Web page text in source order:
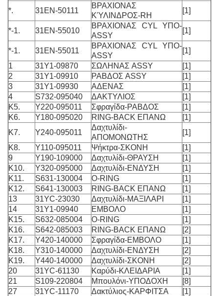
*. 31EN-50111
ΒΡΑΧΙΟΝΑΣ
ΚΎΛΙΝΔΡΟΣ-RH
[1]
*-1. 31EN-55010
ΒΡΑΧΙΟΝΑΣ CYL ΥΠΟ-
ASSY
[1]
*-1. 31EN-55011
ΒΡΑΧΙΟΝΑΣ CYL ΥΠΟ-
ASSY
[1]
1
31Y1-09870 ΣΩΛΗΝΑΣ ASSY
[1]
2
31Y1-09910 ΡΑΒΔΟΣ ASSY
[1]
3
31Y1-09930 ΑΔΕΝΑΣ
[1]
4
S732-095040 ΔΑΚΤΥΛΙΟΣ
[1]
K5.
Y220-095011 Σφραγίδα-ΡΑΒΔΟΣ
[1]
K6.
Y180-095020 RING-BACK ΕΠΑΝΩ
[1]
K7.
Y240-095011
Δαχτυλίδι-
ΑΠΟΜΟΝΩΤΗΣ
[1]
K8.
Y110-095011 Ψήκτρα-ΣΚΟΝΗ
[1]
9
Y190-109000 Δαχτυλίδι-ΘΡΑΥΣΗ
[1]
K10.
Y320-095000 Δαχτυλίδι-ΕΝΔΥΣΗ
[1]
K11.
S631-130004 O-RING
[1]
K12.
S641-130003 RING-BACK ΕΠΑΝΩ
[1]
13
31YC-23030 Δαχτυλίδι-ΜΑΞΙΛΑΡΙ
[1]
14
31Y1-09940 ΕΜΒΟΛΟ
[1]
K15.
S632-085004 O-RING
[1]
K16.
S642-085003 RING-BACK ΕΠΑΝΩ
[2]
K17.
Y420-140000 Σφραγίδα-ΕΜΒΟΛΟ
[1]
K18.
Y310-140000 Δαχτυλίδι-ΕΝΔΥΣΗ
[2]
K19.
Y440-140000 Δαχτυλίδι-ΣΚΟΝΗ
[2]
20
31YC-61130 Καρύδι-ΚΛΕΙΔΑΡΙΑ
[1]
21
S109-220804 Μπουλόνι-ΥΠΟΔΟΧΗ
[8]
27
31YC-11170 Δακτύλιος-ΚΑΡΦΙΤΣΑ
[1]